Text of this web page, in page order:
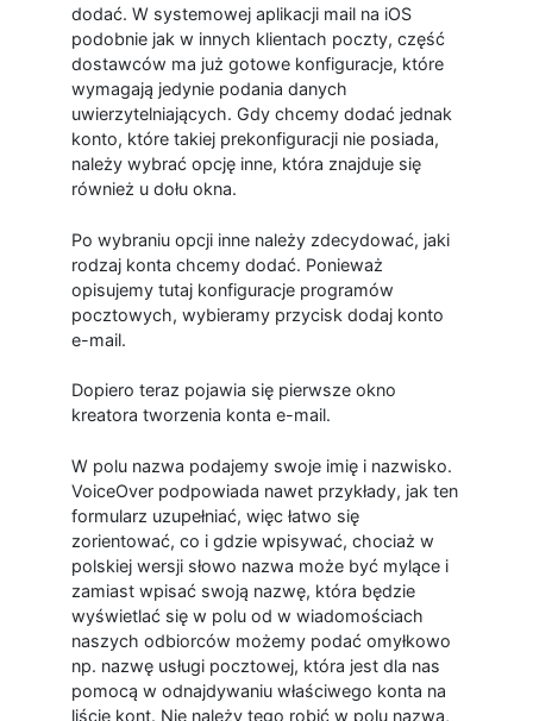
dodać. W systemowej aplikacji mail na iOS
podobnie jak w innych klientach poczty, część
dostawców ma już gotowe konfiguracje, które
wymagają jedynie podania danych
uwierzytelniających. Gdy chcemy dodać jednak
konto, które takiej prekonfiguracji nie posiada,
należy wybrać opcję inne, która znajduje się
również u dołu okna.
Po wybraniu opcji inne należy zdecydować, jaki
rodzaj konta chcemy dodać. Ponieważ
opisujemy tutaj konfiguracje programów
pocztowych, wybieramy przycisk dodaj konto
e-mail.
Dopiero teraz pojawia się pierwsze okno
kreatora tworzenia konta e-mail.
W polu nazwa podajemy swoje imię i nazwisko.
VoiceOver podpowiada nawet przykłady, jak ten
formularz uzupełniać, więc łatwo się
zorientować, co i gdzie wpisywać, chociaż w
polskiej wersji słowo nazwa może być mylące i
zamiast wpisać swoją nazwę, która będzie
wyświetlać się w polu od w wiadomościach
naszych odbiorców możemy podać omyłkowo
np. nazwę usługi pocztowej, która jest dla nas
pomocą w odnajdywaniu właściwego konta na
liście kont. Nie należy tego robić w polu nazwa,